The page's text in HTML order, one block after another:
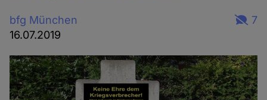
bfg München
16.07.2019
7